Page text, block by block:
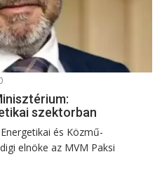
szektorban
és Közmű-
elnöke az MVM Paksi